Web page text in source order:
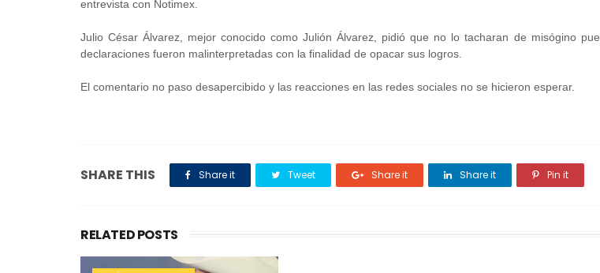
entrevista con Notimex.
Julio César Álvarez, mejor conocido como Julión Álvarez, pidió que no lo tacharan de misógino
declaraciones fueron malinterpretadas con la finalidad de opacar sus logros.
El comentario no paso desapercibido y las reacciones en las redes sociales no se hicieron esperar.
SHARE THIS Share it Tweet Share it Share it Pin it
RELATED POSTS